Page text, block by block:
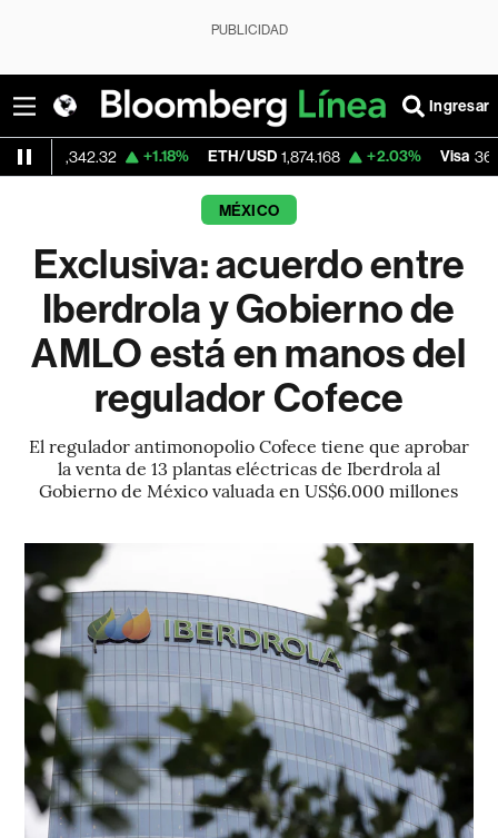
PUBLICIDAD
Ingresar
+1.18% ETH/USD 1,874.168 +2.03% Visa 366.13 -
MÉXICO
Exclusiva: acuerdo entre
Iberdrola y Gobierno de
AMLO está en manos del
regulador Cofece
El regulador antimonopolio Cofece tiene que aprobar
la venta de 13 plantas eléctricas de Iberdrola al
Gobierno de México valuada en US$6.000 millones